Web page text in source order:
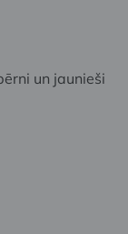
un jaunieši